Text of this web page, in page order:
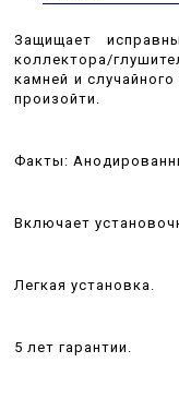
Защищает
коллектора/
камней и
произойти.
Факты:
Включает
Легкая установка.
5 лет гарантии.